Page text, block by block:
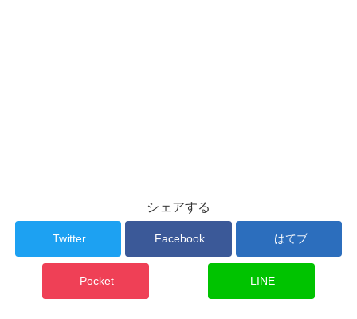
シェアする
Twitter Facebook はてブ
Pocket LINE